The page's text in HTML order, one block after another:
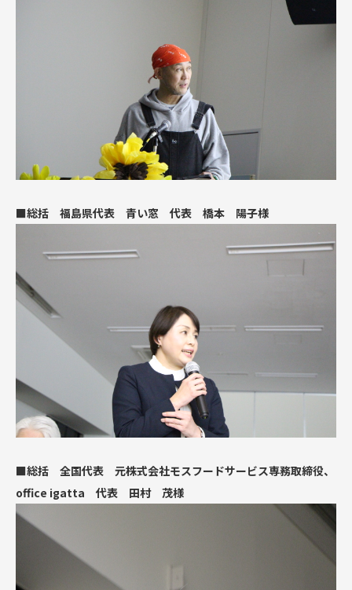
■総括 福島県代表 青い窓 代表 橋本 陽子様
■総括 全国代表 元株式会社モスフードサービス専務取締役、
office igatta 代表 田村 茂様